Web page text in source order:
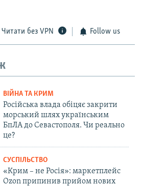
Читати без VPN Follow us
ВІЙНА ТА КРИМ
Російська влада обіцяє закрити
морський шлях українським
БпЛА до Севастополя. Чи реально
це?
СУСПІЛЬСТВО
«Крим – не Росія»: маркетплейс
Ozon припинив прийом нових